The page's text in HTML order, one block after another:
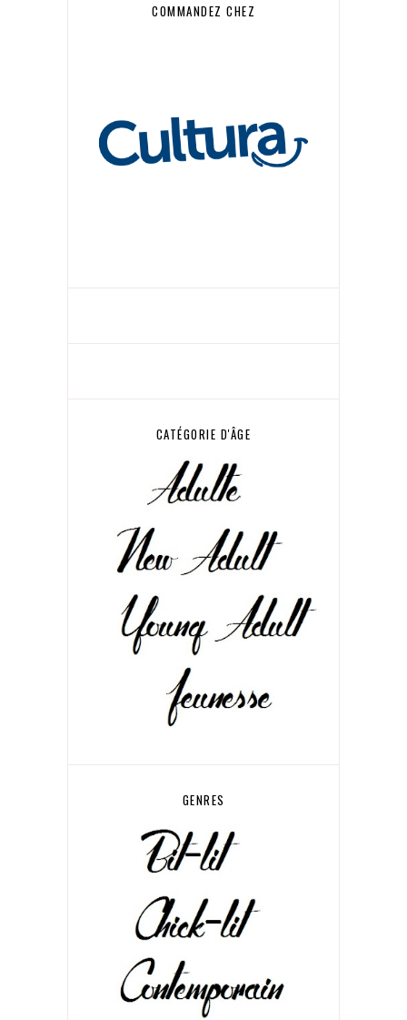
COMMANDEZ CHEZ
CATÉGORIE D'ÂGE
GENRES